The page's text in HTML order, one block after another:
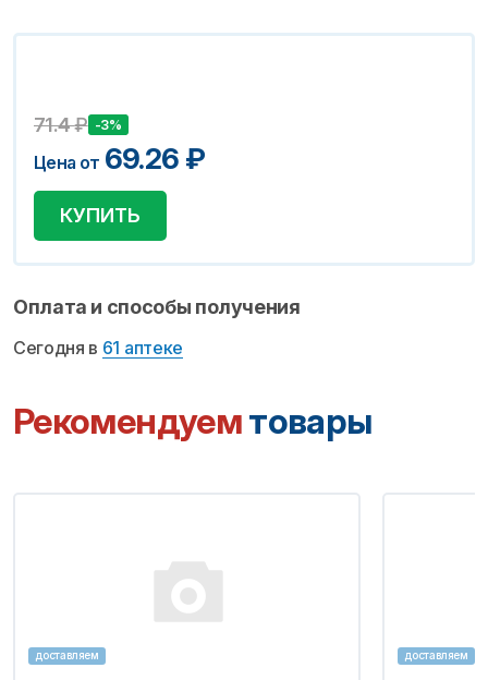
71.4₽ -3%
Цена от 69.26 ₽
КУПИТЬ
Оплата и способы получения
Сегодня в 61 аптеке
Рекомендуемтовары
доставляем доставляем